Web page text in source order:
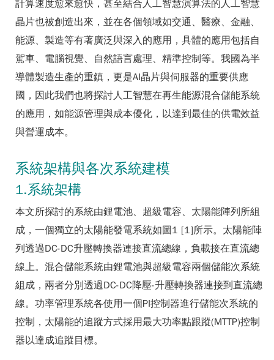
計算速度愈來愈快，甚至結合人工智慧演算法的人工智慧
晶片也被創造出來，並在各個領域如交通、醫療、金融、
能源、製造等有著廣泛與深入的應用，具體的應用包括自
駕車、電腦視覺、自然語言處理、精準控制等。我國為半
導體製造生產的重鎮，更是AI晶片與伺服器的重要供應
國，因此我們也將探討人工智慧在再生能源混合儲能系統
的應用，如能源管理與成本優化，以達到最佳的供電效益
與營運成本。
系統架構與各次系統建模
1.系統架構
本文所探討的系統由鋰電池、超級電容、太陽能陣列所組
成，一個獨立的太陽能發電系統如圖1 [1]所示。太陽能陣
列透過DC-DC升壓轉換器連接直流總線，負載接在直流總
線上。混合儲能系統由鋰電池與超級電容兩個儲能次系統
組成，兩者分別透過DC-DC降壓-升壓轉換器連接到直流總
線。功率管理系統各使用一個PI控制器進行儲能次系統的
控制，太陽能的追蹤方式採用最大功率點跟蹤(MTTP)控制
器以達成追蹤目標。